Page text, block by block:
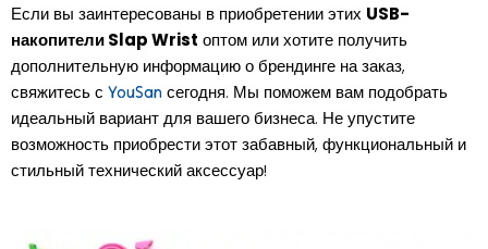
Если вы заинтересованы в приобретении этих USB-
накопители Slap Wrist оптом или хотите получить
дополнительную информацию о брендинге на заказ,
свяжитесь с YouSan сегодня. Мы поможем вам подобрать
идеальный вариант для вашего бизнеса. Не упустите
возможность приобрести этот забавный, функциональный и
стильный технический аксессуар!